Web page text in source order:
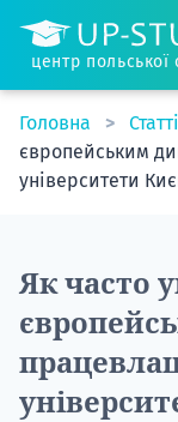
центр польської
Головна
європейським
університети
Як часто